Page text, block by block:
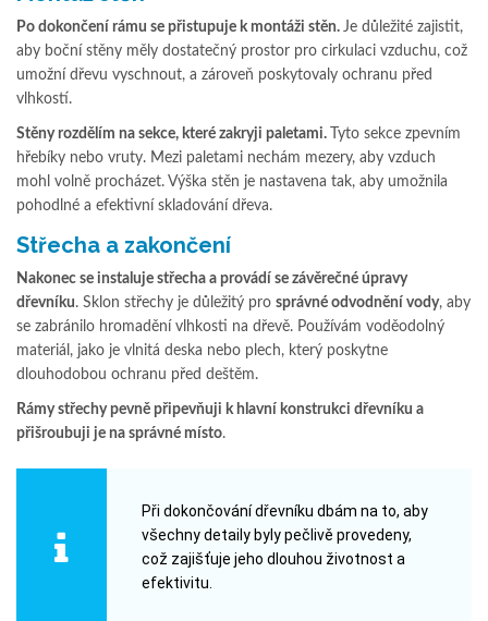
Po dokončení rámu se přistupuje k montáži stěn. Je důležité zajistit,
aby boční stěny měly dostatečný prostor pro cirkulaci vzduchu, což
umožní dřevu vyschnout, a zároveň poskytovaly ochranu před
vlhkostí.
Stěny rozdělím na sekce, které zakryji paletami.
Tyto sekce zpevním
hřebíky nebo vruty. Mezi paletami nechám mezery, aby vzduch
mohl volně procházet. Výška stěn je nastavena tak, aby umožnila
pohodlné a efektivní skladování dřeva.
Střecha a zakončení
Nakonec se instaluje střecha a provádí se závěrečné úpravy
dřevníku. Sklon střechy je důležitý pro správné odvodnění vody, aby
se zabránilo hromadění vlhkosti na dřevě. Používám voděodolný
materiál, jako je vlnitá deska nebo plech, který poskytne
dlouhodobou ochranu před deštěm.
Rámy střechy pevně připevňuji k hlavní konstrukci dřevníku a
přišroubuji je na správné místo.
Při dokončování dřevníku dbám na to, aby
všechny detaily byly pečlivě provedeny,
což zajišťuje jeho dlouhou životnost a
efektivitu.